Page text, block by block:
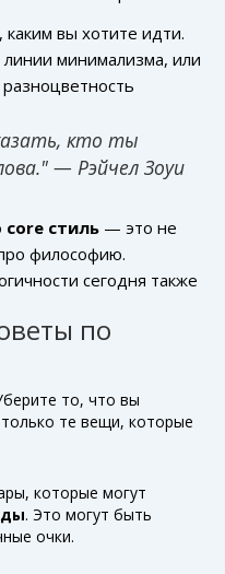
ваше внутреннее
даже ваши убеждения.
должен
"Я". Если вы человек
возможно, вам
цветовые решения.
вы хотите идти.
минимализма, или
пробуйте
модные блоги и
удачными
Исследование
также стать
идеального стиля.
кто ты
— Рэйчел Зоуи
core стиль — это не
философию.
сегодня также
Это решение не
и продемонстрирует
уделяйте
уют, в то время как
по
то, что вы
те вещи, которые
которые могут
. Это могут быть
очки.